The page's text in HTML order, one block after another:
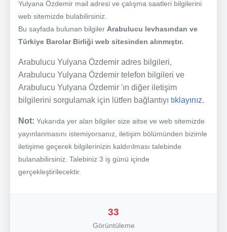
Yulyana Özdemir mail adresi ve çalışma saatleri bilgilerini
web sitemizde bulabilirsiniz.
Bu sayfada bulunan bilgiler Arabulucu levhasından ve
Türkiye Barolar Birliği web sitesinden alınmıştır.
Arabulucu Yulyana Özdemir adres bilgileri,
Arabulucu Yulyana Özdemir telefon bilgileri ve
Arabulucu Yulyana Özdemir 'ın diğer iletişim
bilgilerini sorgulamak için lütfen bağlantıyı tıklayınız.
Not: Yukarıda yer alan bilgiler size aitse ve web sitemizde
yayınlanmasını istemiyorsanız, iletişim bölümünden bizimle
iletişime geçerek bilgilerinizin kaldırılması talebinde
bulanabilirsiniz. Talebiniz 3 iş günü içinde
gerçekleştirilecektir.
33
Görüntüleme